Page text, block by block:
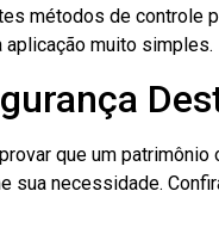
métodos de controle
muito simples.
que um
sua necessidade.